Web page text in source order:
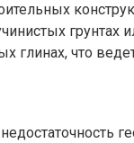
глинах, что